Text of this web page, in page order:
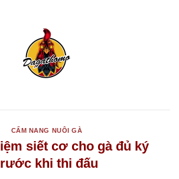
CẨM NANG NUÔI GÀ
siết cơ cho gà đủ ký
khi thi đấu